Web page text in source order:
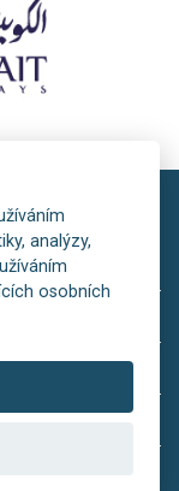
analýzy,
osobních